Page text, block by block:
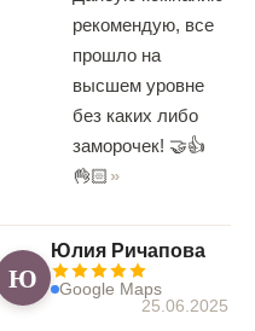
рекомендую, все
прошло на
высшем уровне
без каких либо
заморочек! 🤝👍
👌🏻
Ю
Юлия Ричапова
Google Maps
25.06.2025